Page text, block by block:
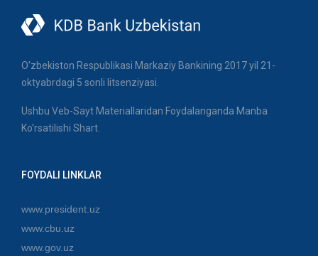
O'zbekiston Respublikasi Markaziy Bankining 2017 yil 21-
oktyabrdagi 5 sonli litsenziyasi.
Ushbu Veb-Sayt Materiallaridan Foydalanganda Manba
Ko'rsatilishi Shart.
FOYDALI LINKLAR
www.president.uz
www.cbu.uz
www.gov.uz